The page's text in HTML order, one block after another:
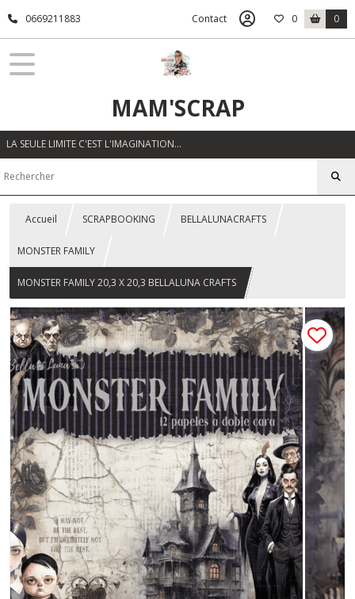
0669211883 Contact 0 0
MAM'SCRAP
LA SEULE LIMITE C'EST L'IMAGINATION…
Accueil SCRAPBOOKING BELLALUNACRAFTS
MONSTER FAMILY
MONSTER FAMILY 20,3 X 20,3 BELLALUNA CRAFTS